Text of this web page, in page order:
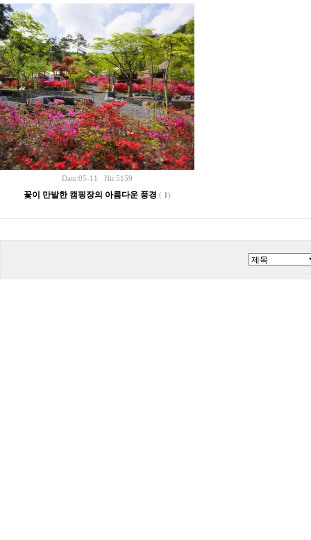
Date:05-11 Hit:5159
꽃이 만발한 캠핑장의 아름다운 풍경 ( 1)